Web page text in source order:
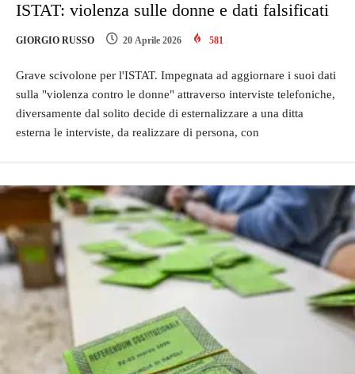
ISTAT: violenza sulle donne e dati falsificati
GIORGIO RUSSO 20 Aprile 2026 581
Grave scivolone per l'ISTAT. Impegnata ad aggiornare i suoi dati
sulla "violenza contro le donne" attraverso interviste telefoniche,
diversamente dal solito decide di esternalizzare a una ditta
esterna le interviste, da realizzare di persona, con